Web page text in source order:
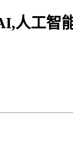
人工智